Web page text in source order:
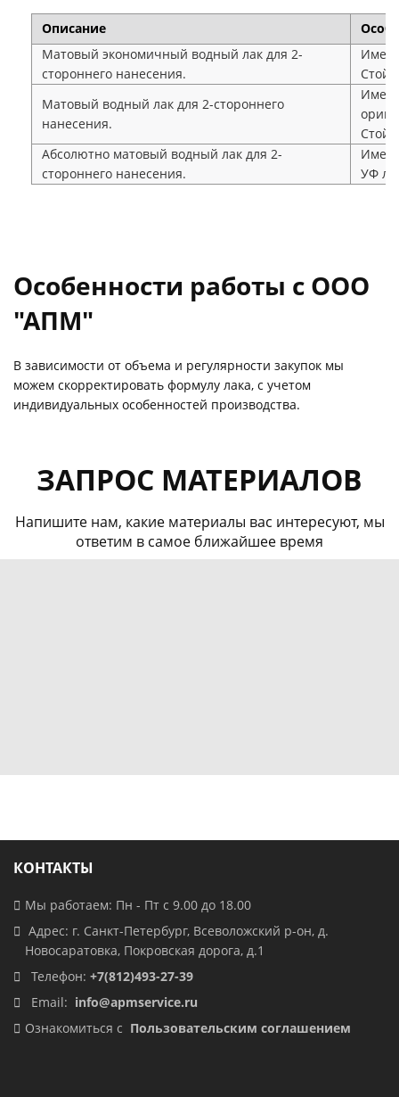
Описание
Матовый экономичный водный лак для 2-
стороннего нанесения.
Матовый водный лак для 2-стороннего
нанесения.
Абсолютно матовый водный лак для 2-
стороннего нанесения.
УФ
Особенности работы с ООО
"АПМ"
В зависимости от объема и регулярности закупок мы
можем скорректировать формулу лака, с учетом
индивидуальных особенностей производства.
ЗАПРОС МАТЕРИАЛОВ
Напишите нам, какие материалы вас интересуют, мы
ответим в самое ближайшее время
КОНТАКТЫ
Мы работаем: Пн - Пт с 9.00 до 18.00
Адрес: г. Санкт-Петербург, Всеволожский р-он, д.
Новосаратовка, Покровская дорога, д.1
Телефон: +7(812)493-27-39
Email: info@apmservice.ru
Ознакомиться с Пользовательским соглашением